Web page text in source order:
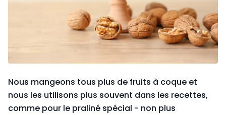
Nous mangeons tous plus de fruits à coque et
nous les utilisons plus souvent dans les recettes,
comme pour le praliné spécial - non plus